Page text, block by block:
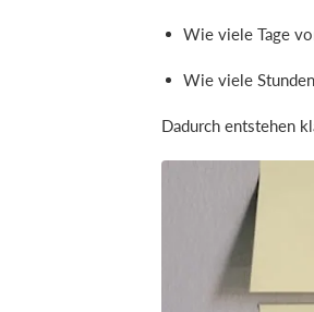
Wie viele Tage
Wie viele
Dadurch entstehen